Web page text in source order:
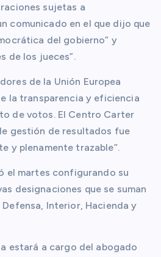
sujetas a
comunicado en el que dijo que
del gobierno” y
de los jueces”.
de la Unión Europea
la transparencia y eficiencia
de votos. El Centro Carter
gestión de resultados fue
y plenamente trazable”.
el martes configurando su
designaciones que se suman
Interior, Hacienda y
estará a cargo del abogado